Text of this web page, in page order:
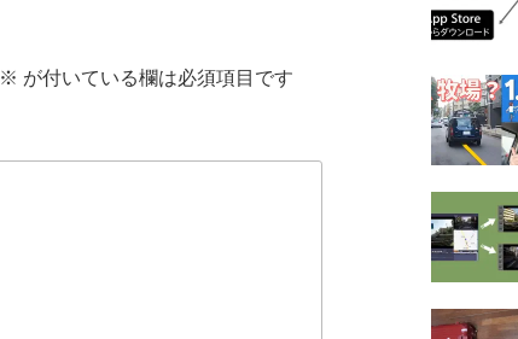
※ が付いている欄は必須項目です